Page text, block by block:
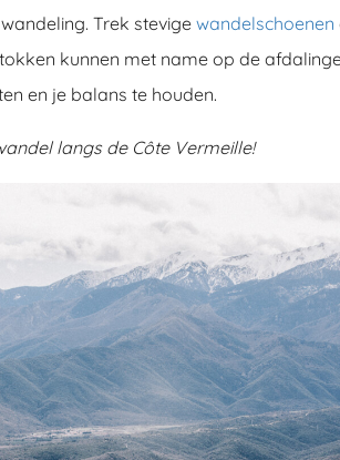
Trek stevigewandelschoenen
kunnen met name op de
en je balans te houden.
langs de Côte Vermeille!